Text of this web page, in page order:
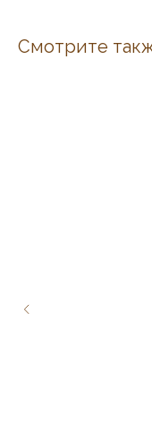
Смотрите